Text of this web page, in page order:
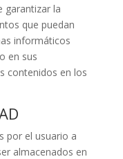
garantizar la
que puedan
informáticos
en sus
contenidos en los
por el usuario a
almacenados en